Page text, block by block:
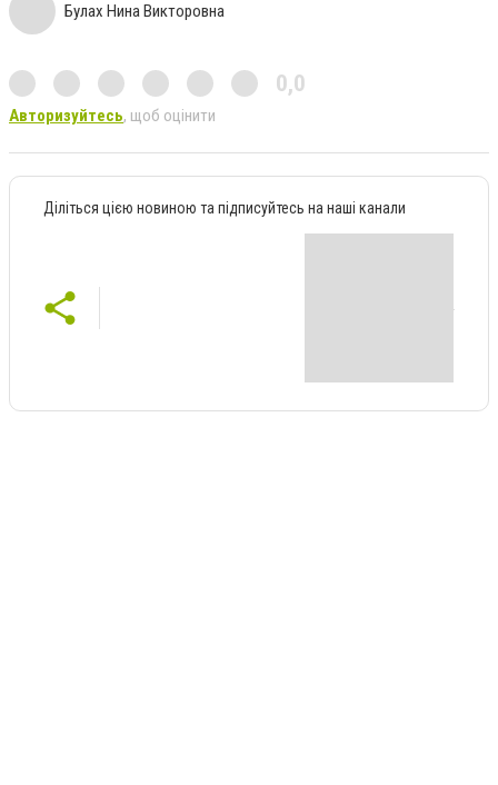
Булах Нина Викторовна
0,0
Авторизуйтесь, щоб оцінити
Діліться цією новиною та підписуйтесь на наші канали